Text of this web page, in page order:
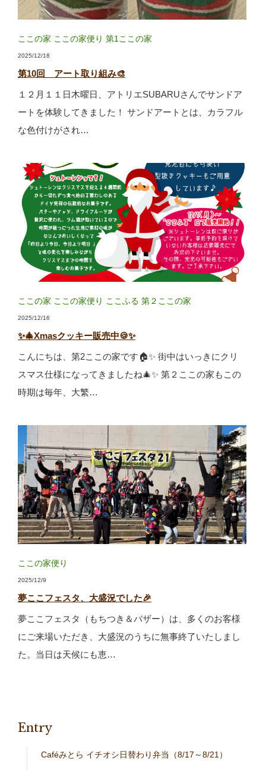
ここの家 ここの家便り 第1ここの家
2025/12/18
第10回 アート取り組み🎨
１２月１１日木曜日、アトリエSUBARUさんでサンドア
ートを体験してきました！ サンドアートとは、カラフル
な色付けがされ…
ここの家 ここの家便り ここふる 第２ここの家
2025/12/16
✨🎄Xmasクッキー販売中🍪✨
こんにちは、第2ここの家です🏠✨ 街中はいっきにクリ
スマス仕様になってきましたね🎄✨ 第２ここの家もこの
時期は毎年、大繁…
ここの家便り
2025/12/9
夢ここフェスタ、大盛況でした🎉
夢ここフェスタ（もちつき＆バザー）は、多くのお客様
にご来場いただき、大盛況のうちに無事終了いたしまし
た。当日は天候にも恵…
Entry
Caféみとら イチオシ日替わり弁当（8/17～8/21）